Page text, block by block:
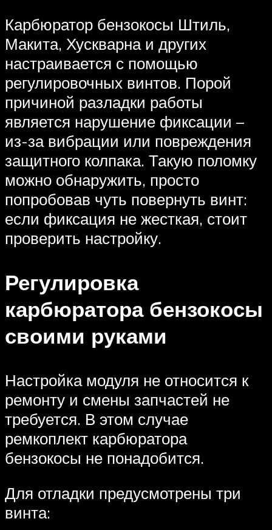
Карбюратор бензокосы Штиль,
Макита, Хускварна и других
настраивается с помощью
регулировочных винтов. Порой
причиной разладки работы
является нарушение фиксации –
из-за вибрации или повреждения
защитного колпака. Такую поломку
можно обнаружить, просто
попробовав чуть повернуть винт:
если фиксация не жесткая, стоит
проверить настройку.
Регулировка
карбюратора бензокосы
своими руками
Настройка модуля не относится к
ремонту и смены запчастей не
требуется. В этом случае
ремкоплект карбюратора
бензокосы не понадобится.
Для отладки предусмотрены три
винта: